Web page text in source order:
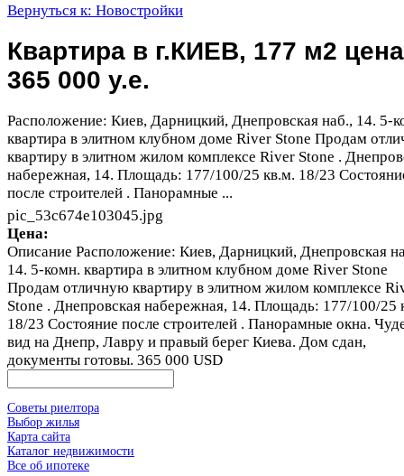
Вернуться к: Новостройки
Квартира в г.КИЕВ, 177 м2 цена
365 000 у.е.
Расположение: Киев, Дарницкий, Днепровская наб., 14. 5-
квартира в элитном клубном доме River Stone Продам
квартиру в элитном жилом комплексе River Stone .
набережная, 14. Площадь: 177/100/25 кв.м. 18/23
после строителей . Панорамные ...
pic_53c674e103045.jpg
Цена:
Описание Расположение: Киев, Дарницкий, Днепровская
14. 5-комн. квартира в элитном клубном доме River Stone
Продам отличную квартиру в элитном жилом комплексе
Stone . Днепровская набережная, 14. Площадь: 177/100/25
18/23 Состояние после строителей . Панорамные окна.
вид на Днепр, Лавру и правый берег Киева. Дом сдан,
документы готовы. 365 000 USD
Советы риелтора
Выбор жилья
Карта сайта
Каталог недвижимости
Все об ипотеке